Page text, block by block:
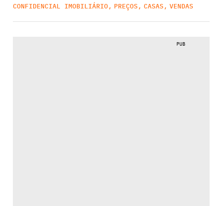
CONFIDENCIAL IMOBILIÁRIO, PREÇOS , CASAS , VENDAS
PUB